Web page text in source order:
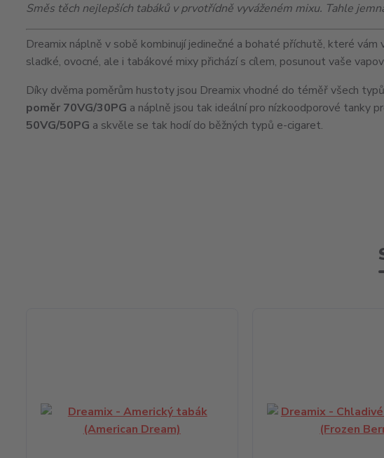
Směs těch nejlepších tabáků v prvotřídně vyváženém mixu. Tahle
Dreamix náplně v sobě kombinují jedinečné a bohaté příchutě, které
sladké, ovocné, ale i tabákové mixy přichází s cílem, posunout vaše
Díky dvěma poměrům hustoty jsou Dreamix vhodné do téměř všech
poměr 70VG/30PG a náplně jsou tak ideální pro nízkoodporové tanky
50VG/50PG a skvěle se tak hodí do běžných typů e-cigaret.